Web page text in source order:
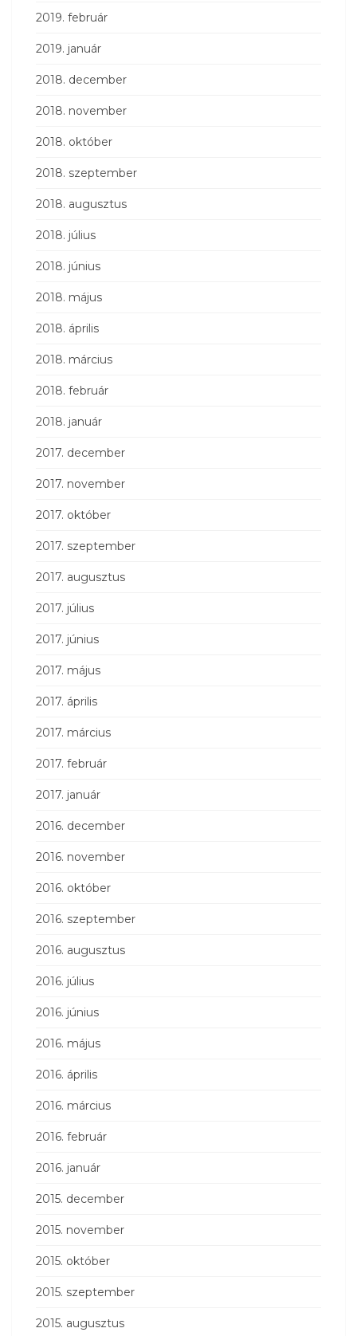
2019. február
2019. január
2018. december
2018. november
2018. október
2018. szeptember
2018. augusztus
2018. július
2018. június
2018. május
2018. április
2018. március
2018. február
2018. január
2017. december
2017. november
2017. október
2017. szeptember
2017. augusztus
2017. július
2017. június
2017. május
2017. április
2017. március
2017. február
2017. január
2016. december
2016. november
2016. október
2016. szeptember
2016. augusztus
2016. július
2016. június
2016. május
2016. április
2016. március
2016. február
2016. január
2015. december
2015. november
2015. október
2015. szeptember
2015. augusztus